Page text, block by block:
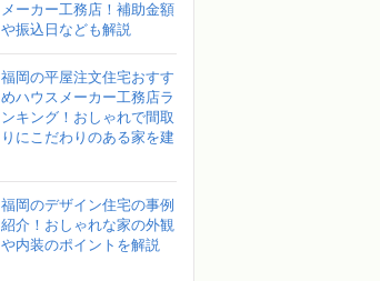
メーカー工務店！補助金額
や振込日なども解説
福岡の平屋注文住宅おすす
めハウスメーカー工務店ラ
ンキング！おしゃれで間取
りにこだわりのある家を建
福岡のデザイン住宅の事例
紹介！おしゃれな家の外観
や内装のポイントを解説